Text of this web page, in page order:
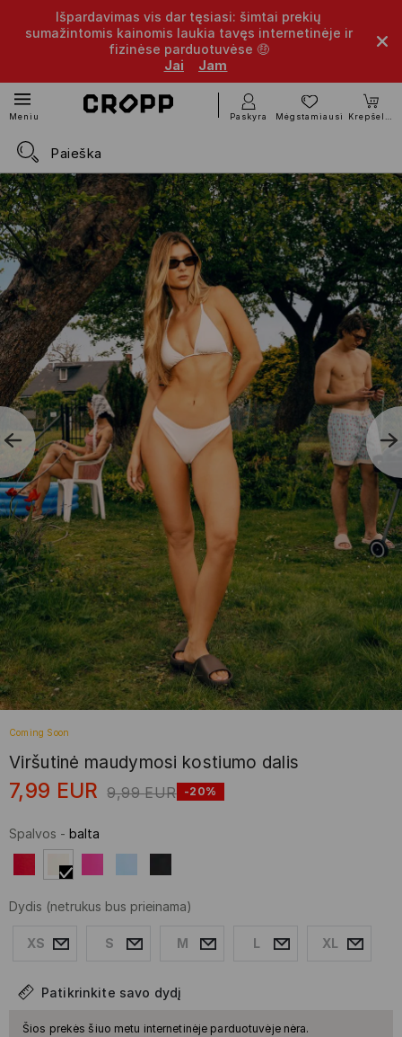
Išpardavimas vis dar tęsiasi: šimtai prekių
sumažintomis kainomis laukia tavęs internetinėje ir
fizinėse parduotuvėse 🤑
Jai
Jam
Meniu Paskyra Mėgstamiausi Krepšelis
Coming Soon
Viršutinė maudymosi kostiumo dalis
7,99 EUR 9,99 EUR -20%
Spalvos - balta
Dydis (netrukus bus prieinama)
XS S M L XL
Patikrinkite savo dydį
Šios prekės šiuo metu internetinėje parduotuvėje nėra.